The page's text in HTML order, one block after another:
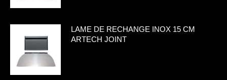
LAME DE RECHANGE INOX 15 CM
ARTECH JOINT